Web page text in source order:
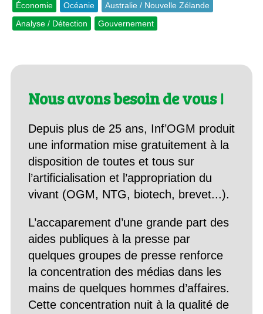
Économie Océanie
Australie / Nouvelle Zélande
Analyse / Détection
Gouvernement
Nous avons besoin de vous !
Depuis plus de 25 ans, Inf’OGM produit
une information mise gratuitement à la
disposition de toutes et tous sur
l’artificialisation et l’appropriation du
vivant (OGM, NTG, biotech, brevet...).
L’accaparement d’une grande part des
aides publiques à la presse par
quelques groupes de presse renforce
la concentration des médias dans les
mains de quelques hommes d’affaires.
Cette concentration nuit à la qualité de